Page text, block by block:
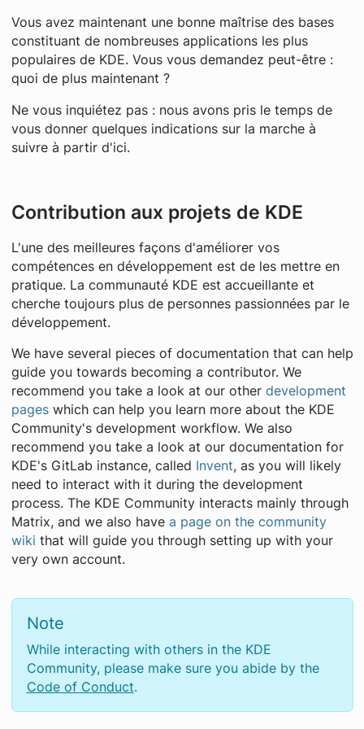
Vous avez maintenant une bonne maîtrise des bases
constituant de nombreuses applications les plus
populaires de KDE. Vous vous demandez peut-être :
quoi de plus maintenant ?
Ne vous inquiétez pas : nous avons pris le temps de
vous donner quelques indications sur la marche à
suivre à partir d'ici.
Contribution aux projets de KDE
L'une des meilleures façons d'améliorer vos
compétences en développement est de les mettre en
pratique. La communauté KDE est accueillante et
cherche toujours plus de personnes passionnées par le
développement.
We have several pieces of documentation that can help
guide you towards becoming a contributor. We
recommend you take a look at our other development
pageswhich can help you learn more about the KDE
Community's development workflow. We also
recommend you take a look at our documentation for
KDE's GitLab instance, called Invent, as you will likely
need to interact with it during the development
process. The KDE Community interacts mainly through
Matrix, and we also have a page on the community
wiki that will guide you through setting up with your
very own account.
Note
While interacting with others in the KDE
Community, please make sure you abide by the
Code of Conduct.